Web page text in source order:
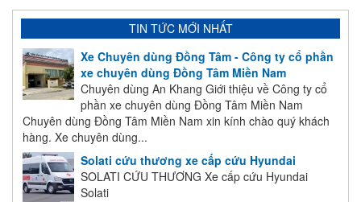
TIN TỨC MỚI NHẤT
Xe Chuyên dùng Đồng Tâm - Công ty cổ phần
xe chuyên dùng Đồng Tâm Miền Nam
Chuyên dùng An Khang Giới thiệu về Công ty cổ
phần xe chuyên dùng Đồng Tâm Miền Nam
Chuyên dùng Đồng Tâm Miền Nam xin kính chào quý khách
hàng. Xe chuyên dùng...
Solati cứu thương xe cấp cứu Hyundai
SOLATI CỨU THƯƠNG Xe cấp cứu Hyundai
Solati